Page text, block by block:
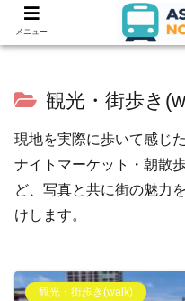
観光・街歩き
現地を実際に歩いて感じ
ナイトマーケット・朝散
ど、写真と共に街の魅力
けします。
観光・街歩き(walk)
メニュー